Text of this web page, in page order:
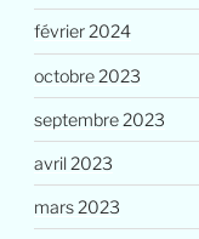
février 2024
octobre 2023
septembre 2023
avril 2023
mars 2023